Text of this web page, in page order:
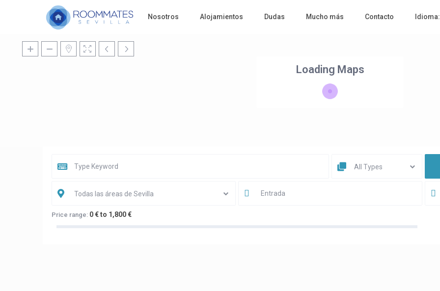
Nosotros Alojamientos Dudas Mucho más Contacto Idioma:
Loading Maps
All Types
Todas las áreas de Sevilla
Price range: 0 € to 1,800 €